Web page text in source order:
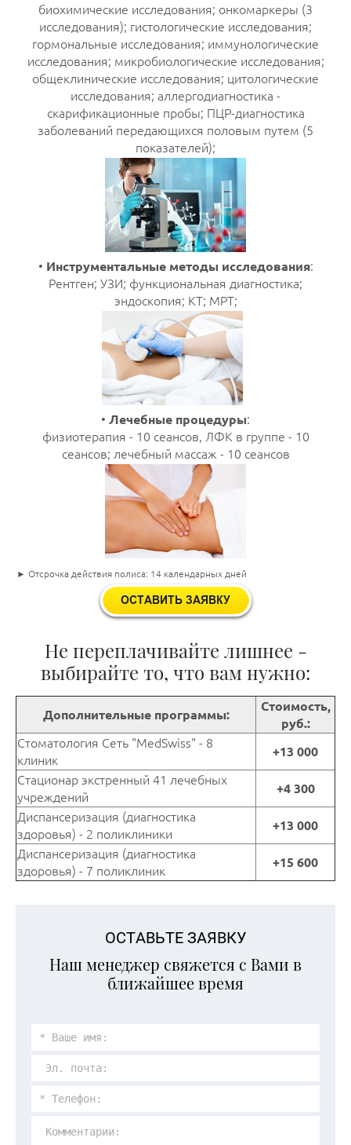
биохимические исследования; онкомаркеры (3
исследования); гистологические исследования;
гормональные исследования; иммунологические
исследования; микробиологические исследования;
общеклинические исследования; цитологические
исследования; аллергодиагностика -
скарификационные пробы; ПЦР-диагностика
заболеваний передающихся половым путем (5
показателей);
• Инструментальные методы исследования:
Рентген; УЗИ; функциональная диагностика;
эндоскопия; КТ; МРТ;
• Лечебные процедуры:
физиотерапия - 10 сеансов, ЛФК в группе - 10
сеансов; лечебный массаж - 10 сеансов
► Отсрочка действия полиса: 14 календарных дней
Не переплачивайте лишнее -
выбирайте то, что вам нужно:
Дополнительные программы:
Стоимость,
руб.:
Стоматология Сеть "MedSwiss" - 8
клиник
+13 000
Стационар экстренный 41 лечебных
учреждений
+4 300
Диспансеризация (диагностика
здоровья) - 2 поликлиники
+13 000
Диспансеризация (диагностика
здоровья) - 7 поликлиник
+15 600
ОСТАВЬТЕ ЗАЯВКУ
Наш менеджер свяжется с Вами в
ближайшее время